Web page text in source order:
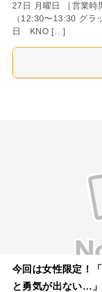
27日 月曜日 ［営業
（12:30〜13:30 グ
日 KNO […]
今回は女性限定！
と勇気が出ない…」